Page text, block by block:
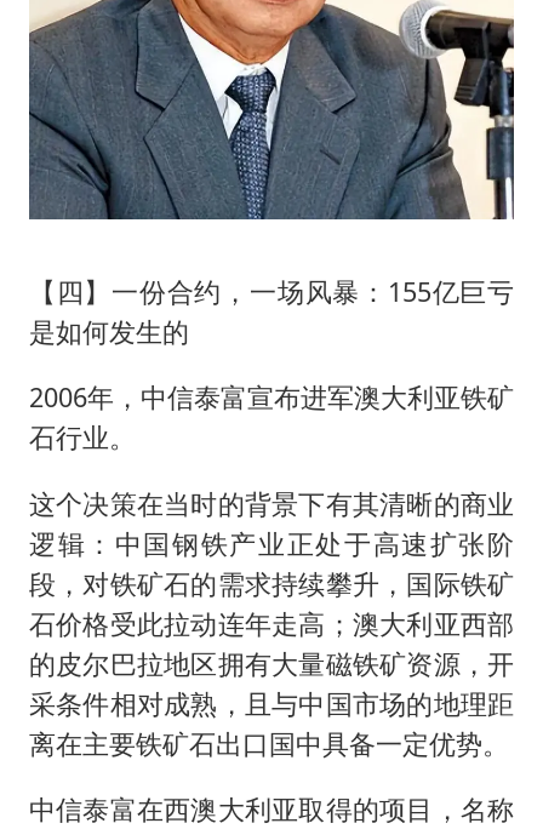
【四】一份合约，一场风暴：155亿巨亏
是如何发生的
2006年，中信泰富宣布进军澳大利亚铁矿
石行业。
这个决策在当时的背景下有其清晰的商业
逻辑：中国钢铁产业正处于高速扩张阶
段，对铁矿石的需求持续攀升，国际铁矿
石价格受此拉动连年走高；澳大利亚西部
的皮尔巴拉地区拥有大量磁铁矿资源，开
采条件相对成熟，且与中国市场的地理距
离在主要铁矿石出口国中具备一定优势。
中信泰富在西澳大利亚取得的项目，名称